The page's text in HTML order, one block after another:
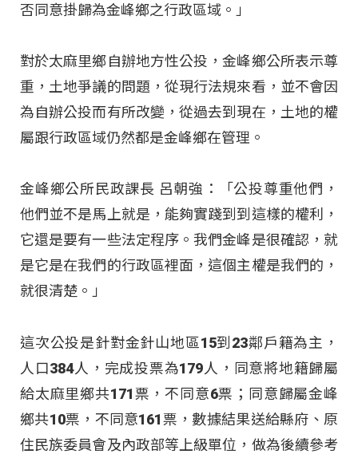
否同意掛歸為金峰鄉之行政區域。」
對於太麻里鄉自辦地方性公投，金峰鄉公所表示尊
重，土地爭議的問題，從現行法規來看，並不會因
為自辦公投而有所改變，從過去到現在，土地的權
屬跟行政區域仍然都是金峰鄉在管理。
金峰鄉公所民政課長 呂朝強：「公投尊重他們，
他們並不是馬上就是，能夠實踐到到這樣的權利，
它還是要有一些法定程序。我們金峰是很確認，就
是它是在我們的行政區裡面，這個主權是我們的，
就很清楚。」
這次公投是針對金針山地區15到23鄰戶籍為主，
人口384人，完成投票為179人，同意將地籍歸屬
給太麻里鄉共171票，不同意6票；同意歸屬金峰
鄉共10票，不同意161票，數據結果送給縣府、原
住民族委員會及內政部等上級單位，做為後續參考